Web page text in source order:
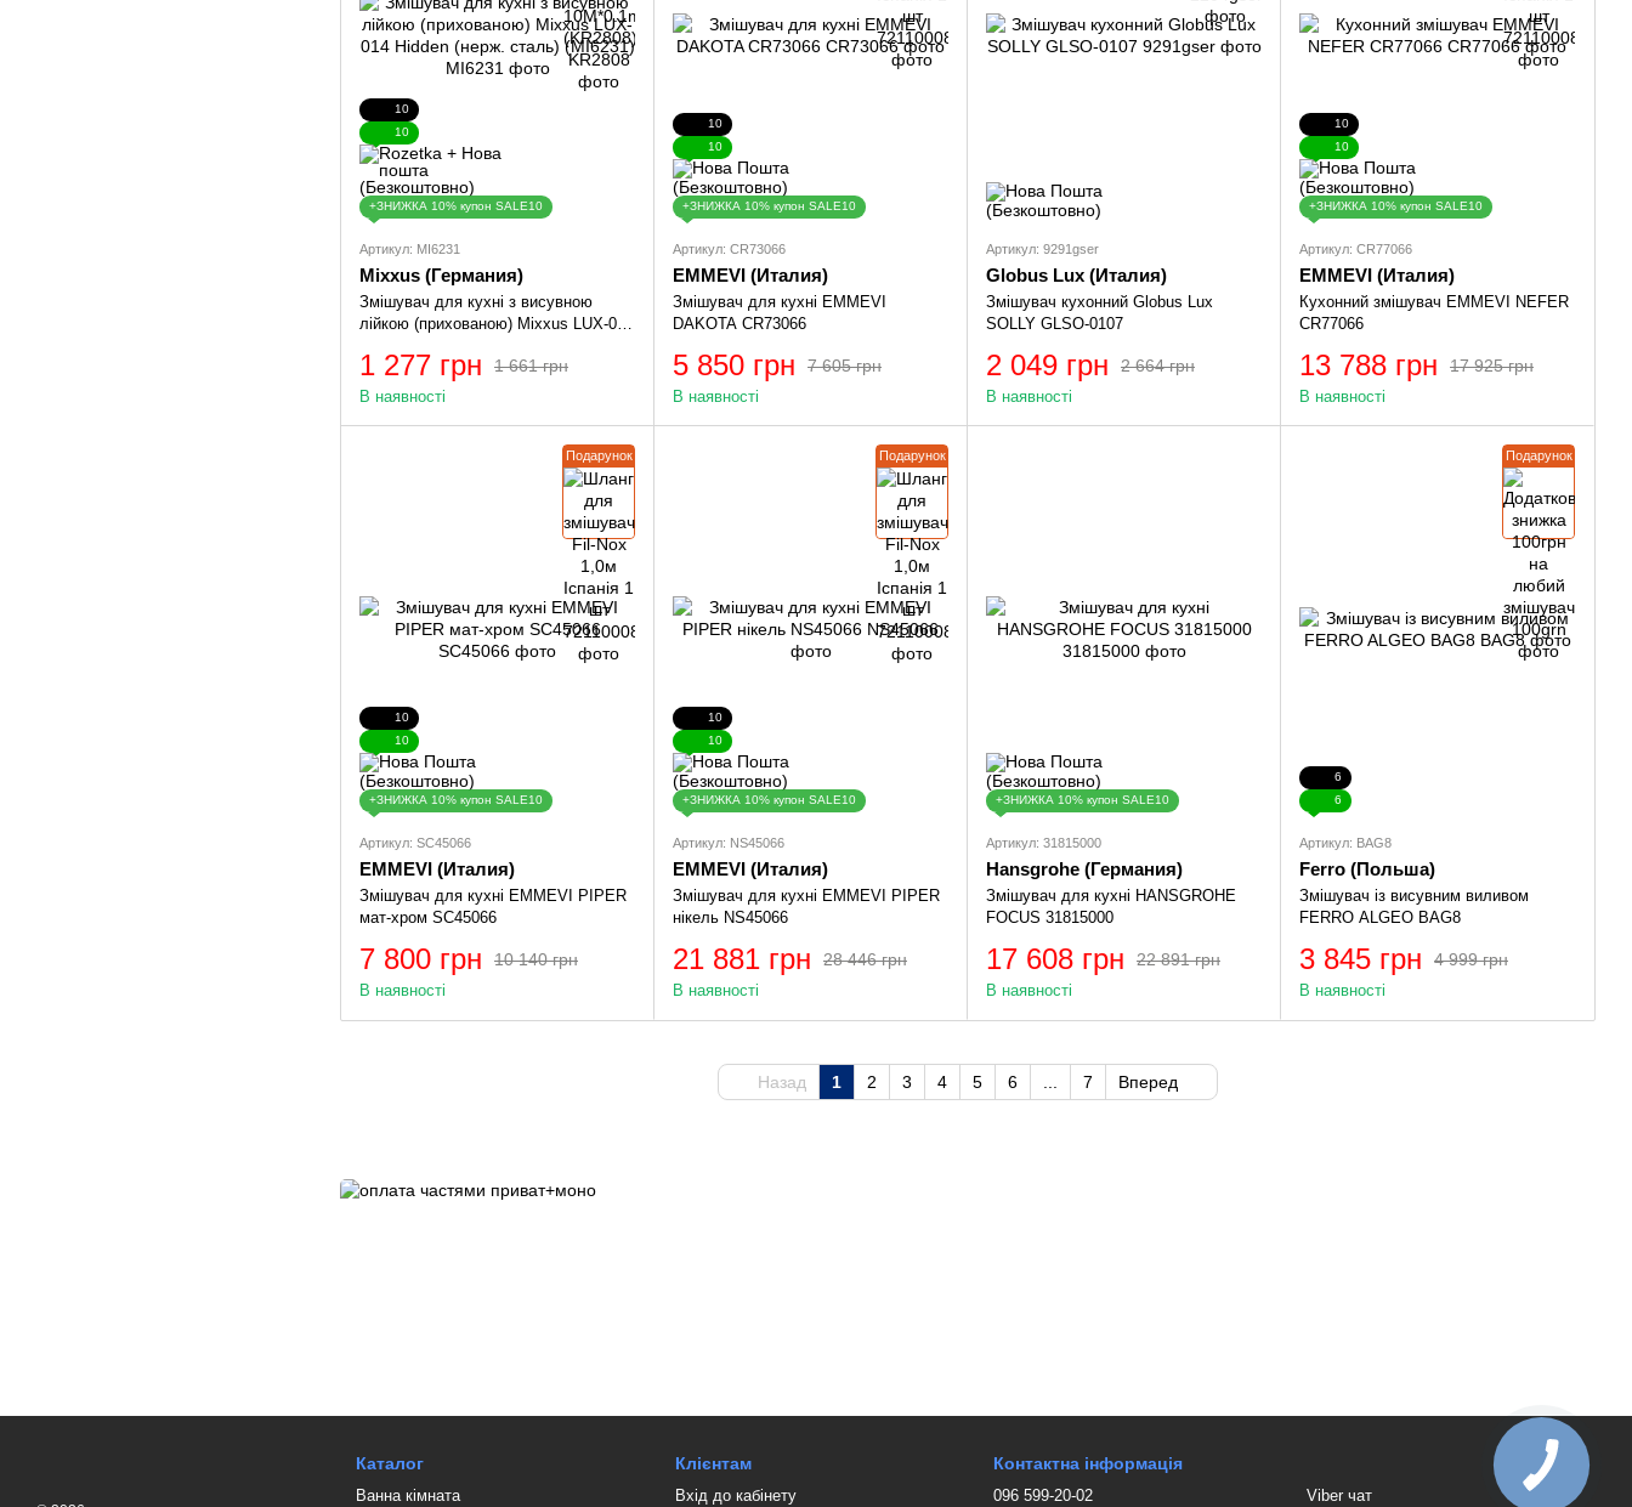
10
10
+ЗНИЖКА 10% купон SALE10
Артикул: MI6231
Mixxus (Германия)
Змішувач для кухні з висувною
лійкою (прихованою) Mixxus LUX-014
1 661 грн
1 277 грн
В наявності
10
10
+ЗНИЖКА 10% купон SALE10
Артикул: CR73066
EMMEVI (Италия)
Змішувач для кухні EMMEVI
DAKOTA CR73066
7 605 грн
5 850 грн
В наявності
Артикул: 9291gser
Globus Lux (Италия)
Змішувач кухонний Globus Lux
SOLLY GLSO-0107
2 664 грн
2 049 грн
В наявності
10
10
+ЗНИЖКА 10% купон SALE10
Артикул: CR77066
EMMEVI (Италия)
Кухонний змішувач EMMEVI NEFER
CR77066
17 925 грн
13 788 грн
В наявності
Подарунок
10
10
+ЗНИЖКА 10% купон SALE10
Артикул: SC45066
EMMEVI (Италия)
Змішувач для кухні EMMEVI PIPER
мат-хром SC45066
10 140 грн
7 800 грн
В наявності
Подарунок
10
10
+ЗНИЖКА 10% купон SALE10
Артикул: NS45066
EMMEVI (Италия)
Змішувач для кухні EMMEVI PIPER
нікель NS45066
28 446 грн
21 881 грн
В наявності
+ЗНИЖКА 10% купон SALE10
Артикул: 31815000
Hansgrohe (Германия)
Змішувач для кухні HANSGROHE
FOCUS 31815000
22 891 грн
17 608 грн
В наявності
Подарунок
6
6
Артикул: BAG8
Ferro (Польша)
Змішувач із висувним виливом
FERRO ALGEO BAG8
4 999 грн
3 845 грн
В наявності
Назад 1 2 3 4 5 6 ... 7 Вперед
Каталог
Ванна кімната
Клієнтам
Вхід до кабінету
Контактна інформація
096 599-20-02 Viber чат